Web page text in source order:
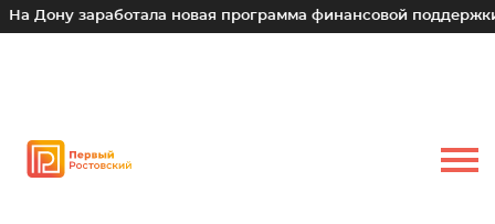
заработала новая программа финансовой поддержки для